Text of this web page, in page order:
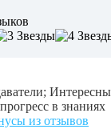
в знаниях
из отзывов